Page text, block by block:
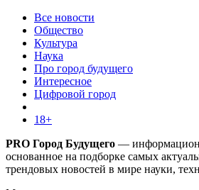
Все новости
Общество
Культура
Наука
Про город будущего
Интересное
Цифровой город
18+
PRO Город Будущего —
основанное на подборке самых
трендовых новостей в мире науки,